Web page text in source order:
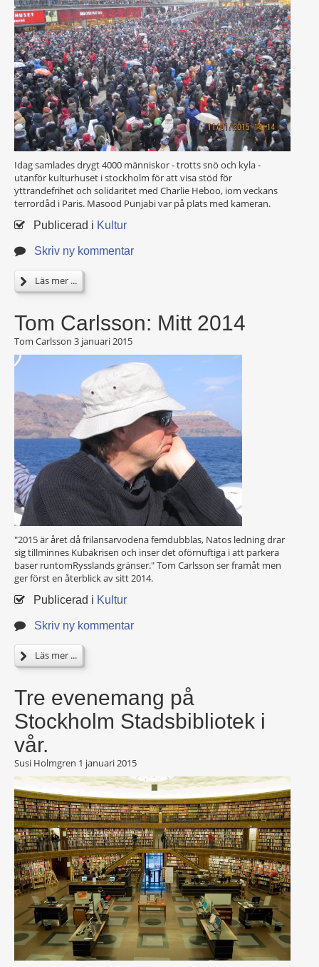
Idag samlades drygt 4000 människor - trotts snö och kyla -
utanför kulturhuset i stockholm för att visa stöd för
yttrandefrihet och solidaritet med Charlie Heboo, iom veckans
terrordåd i Paris. Masood Punjabi var på plats med kameran.
Publicerad i Kultur
Skriv ny kommentar
Läs mer ...
Tom Carlsson: Mitt 2014
Tom Carlsson 3 januari 2015
"2015 är året då frilansarvodena femdubblas, Natos ledning drar
sig tillminnes Kubakrisen och inser det oförnuftiga i att parkera
baser runtomRysslands gränser." Tom Carlsson ser framåt men
ger först en återblick av sitt 2014.
Publicerad i Kultur
Skriv ny kommentar
Läs mer ...
Tre evenemang på
Stockholm Stadsbibliotek i
vår.
Susi Holmgren 1 januari 2015